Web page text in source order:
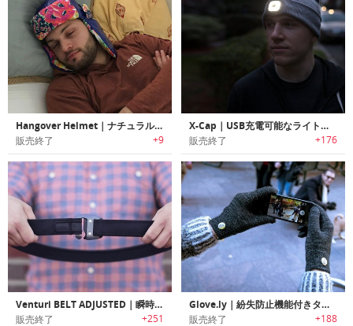
Hangover Helmet｜ナチュラルに二日酔いから回復できるヘルメット「ハングオーバーヘルメット」
販売終了 +9
X-Cap｜USB充電可能なライト搭載キャップ「エックスキャップ」
販売終了 +176
Venturi BELT ADJUSTED｜瞬時に着脱・調整可能なベルト「ベルトアジャステッド」
販売終了 +251
Glove.ly｜紛失防止機能付きタッチスクリーングローブ
販売終了 +188